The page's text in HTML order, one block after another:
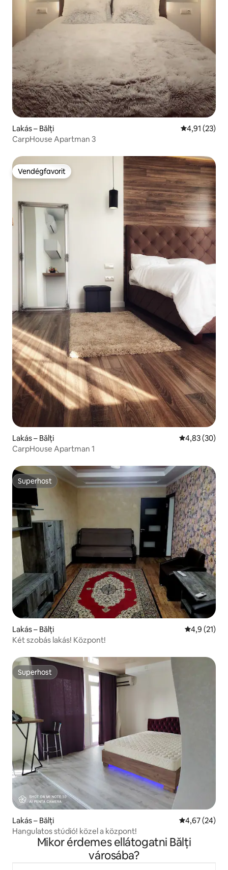
Lakás – Bălți Átlagos
4,91 (23)
CarpHouse Apartman 3
Vendégfavorit
Vendégfavorit
Lakás – Bălți Átlagos
4,83 (30)
CarpHouse Apartman 1
Superhost
Superhost
Lakás – Bălți Átlagos
4,9 (21)
Két szobás lakás! Központ!
Superhost
Superhost
Lakás – Bălți Átlagos
4,67 (24)
Hangulatos stúdió! közel a központ!
Mikor érdemes ellátogatni Bălți
városába?